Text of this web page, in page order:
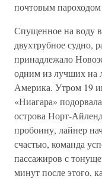
почтовым
Спущенное на воду в
двухтрубное судно,
принадлежало
одним из лучших на
Америка. Утром 19
«Ниагара»
острова Норт-
пробоину, лайнер
счастью, команда
пассажиров с
минут после этого,